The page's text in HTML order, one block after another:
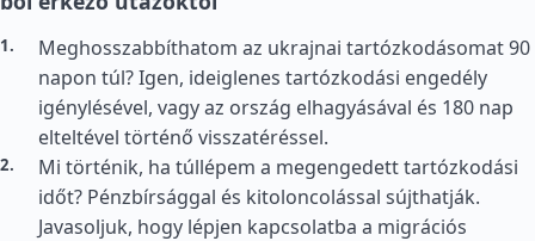
Meghosszabbíthatom az ukrajnai tartózkodásomat 90
napon túl? Igen, ideiglenes tartózkodási engedély
igénylésével, vagy az ország elhagyásával és 180 nap
elteltével történő visszatéréssel.
Mi történik, ha túllépem a megengedett tartózkodási
időt? Pénzbírsággal és kitoloncolással sújthatják.
Javasoljuk, hogy lépjen kapcsolatba a migrációs